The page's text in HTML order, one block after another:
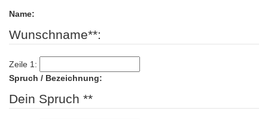
Name:
Wunschname**:
Zeile 1:
Spruch / Bezeichnung:
Dein Spruch **